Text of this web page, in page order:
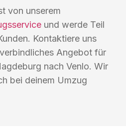
von unserem
und werde Teil
Kontaktiere uns
Angebot für
nach Venlo. Wir
bei deinem Umzug